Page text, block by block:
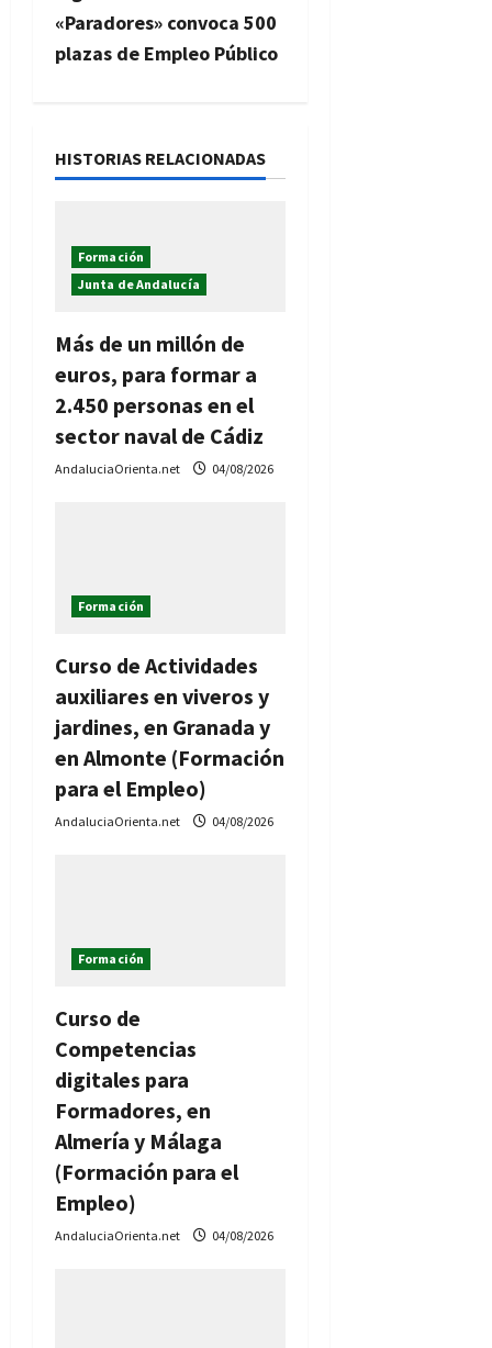
g
a
i
n
d
e
e
n
d
a
s
«Paradores» convoca 500
plazas de Empleo Público
HISTORIAS RELACIONADAS
Formación
Junta de Andalucía
Más de un millón de
euros, para formar a
2.450 personas en el
sector naval de Cádiz
AndaluciaOrienta.net 04/08/2026
Formación
Curso de Actividades
auxiliares en viveros y
jardines, en Granada y
en Almonte (Formación
para el Empleo)
AndaluciaOrienta.net 04/08/2026
Formación
Curso de
Competencias
digitales para
Formadores, en
Almería y Málaga
(Formación para el
Empleo)
AndaluciaOrienta.net 04/08/2026